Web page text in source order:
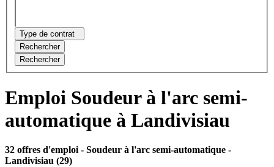
Type de contrat
Rechercher
Rechercher
Emploi Soudeur à l'arc semi-
automatique à Landivisiau
32 offres d'emploi - Soudeur à l'arc semi-automatique -
Landivisiau (29)